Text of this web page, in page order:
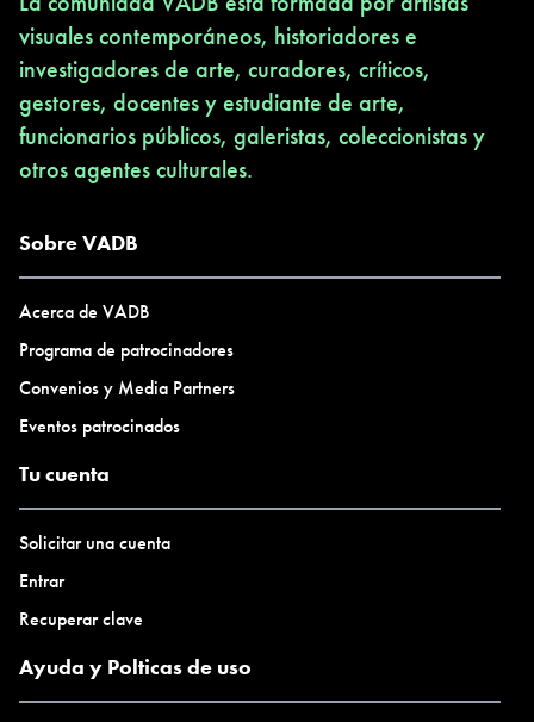
visuales contemporáneos, historiadores e
investigadores de arte, curadores, críticos,
gestores, docentes y estudiante de arte,
funcionarios públicos, galeristas, coleccionistas y
otros agentes culturales.
Sobre VADB
Acerca de VADB
Programa de patrocinadores
Convenios y Media Partners
Eventos patrocinados
Tu cuenta
Solicitar una cuenta
Entrar
Recuperar clave
Ayuda y Polticas de uso